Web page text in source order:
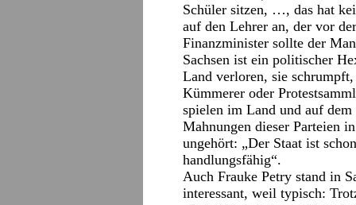
Schüler sitzen, …, das hat
auf den Lehrer an, der vor
Finanzminister sollte der
Sachsen ist ein politischer
Land verloren, sie
Kümmerer oder
spielen im Land und auf
Mahnungen dieser Parteien
ungehört: „Der Staat ist
handlungsfähig“.
Auch Frauke Petry stand in
interessant, weil typisch: